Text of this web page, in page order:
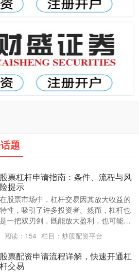
题
股票杠杆申请指南：条件、流程与风
险提示
在股票市场中，杠杆交易因其放大收益的
特性，吸引了许多投资者。然而，杠杆也
是一把双刃剑，既能放大盈利，也可能加
剧亏损。本文将详细介绍股票杠杆的申请
条件、操作流程以....
阅读： 154 栏目： 炒股配资平台
股票配资申请流程详解，快速开通杠
杆交易